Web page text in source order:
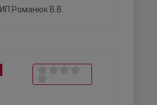
ИП Романюк В.В.